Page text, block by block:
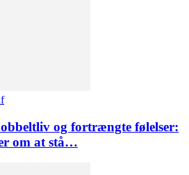
og fortrængte følelser:
om at stå…